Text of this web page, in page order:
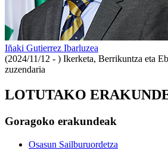
Iñaki Gutierrez Ibarluzea
(2024/11/12 - ) Ikerketa, Berrikuntza eta
zuzendaria
LOTUTAKO
Goragoko erakundeak
Osasun Sailburuordetza